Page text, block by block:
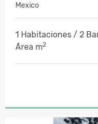
Mexico
1 Habitaciones / 2
Área m2